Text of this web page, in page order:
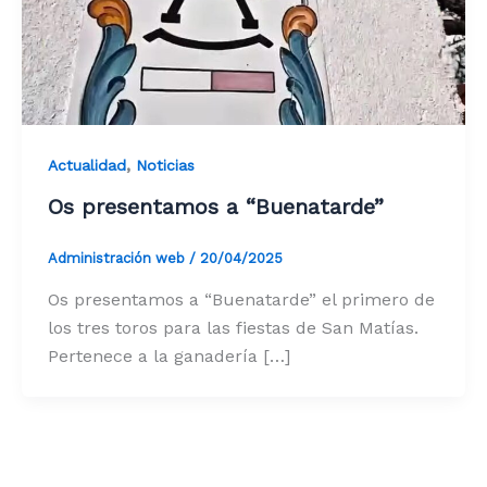
Actualidad, Noticias
Os presentamos a “Buenatarde”
Administración web / 20/04/2025
Os presentamos a “Buenatarde” el primero de
los tres toros para las fiestas de San Matías.
Pertenece a la ganadería […]